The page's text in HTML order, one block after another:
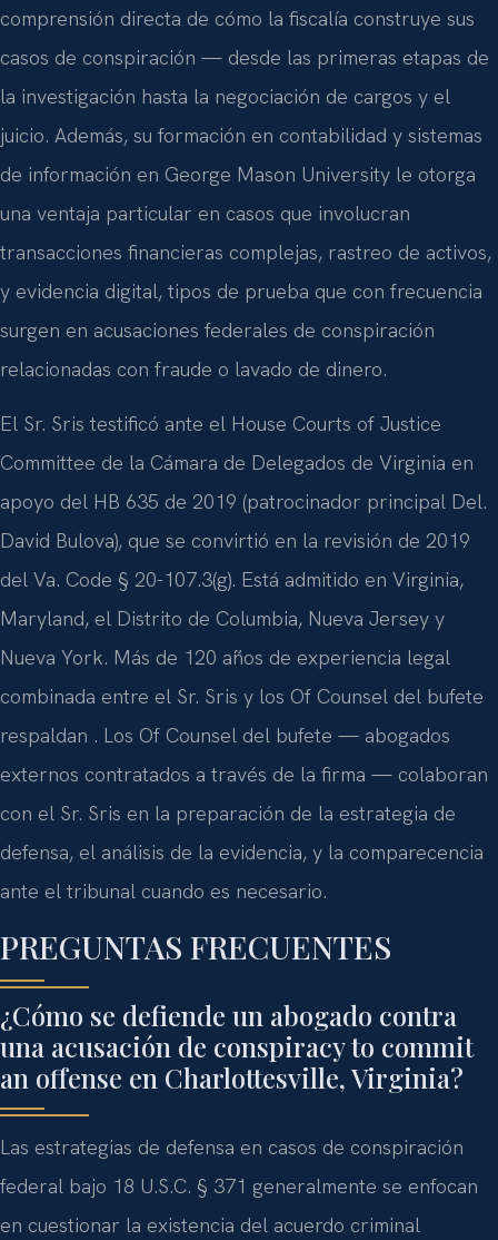
comprensión directa de cómo la fiscalía construye sus
casos de conspiración — desde las primeras etapas de
la investigación hasta la negociación de cargos y el
juicio. Además, su formación en contabilidad y sistemas
de información en George Mason University le otorga
una ventaja particular en casos que involucran
transacciones financieras complejas, rastreo de activos,
y evidencia digital, tipos de prueba que con frecuencia
surgen en acusaciones federales de conspiración
relacionadas con fraude o lavado de dinero.
El Sr. Sris testificó ante el House Courts of Justice
Committee de la Cámara de Delegados de Virginia en
apoyo del HB 635 de 2019 (patrocinador principal Del.
David Bulova), que se convirtió en la revisión de 2019
del Va. Code § 20-107.3(g). Está admitido en Virginia,
Maryland, el Distrito de Columbia, Nueva Jersey y
Nueva York. Más de 120 años de experiencia legal
combinada entre el Sr. Sris y los Of Counsel del bufete
respaldan . Los Of Counsel del bufete — abogados
externos contratados a través de la firma — colaboran
con el Sr. Sris en la preparación de la estrategia de
defensa, el análisis de la evidencia, y la comparecencia
ante el tribunal cuando es necesario.
PREGUNTAS FRECUENTES
¿Cómo se defiende un abogado contra
una acusación de conspiracy to commit
an offense en Charlottesville, Virginia?
Las estrategias de defensa en casos de conspiración
federal bajo 18 U.S.C. § 371 generalmente se enfocan
en cuestionar la existencia del acuerdo criminal